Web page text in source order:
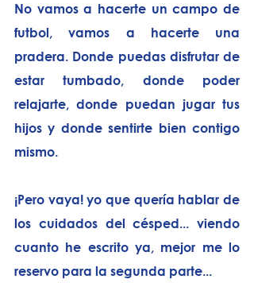
No vamos a hacerte un campo de
futbol, vamos a hacerte una
pradera. Donde puedas disfrutar de
estar tumbado, donde poder
relajarte, donde puedan jugar tus
hijos y donde sentirte bien contigo
mismo.
¡Pero vaya! yo que quería hablar de
los cuidados del césped... viendo
cuanto he escrito ya, mejor me lo
reservo para la segunda parte...